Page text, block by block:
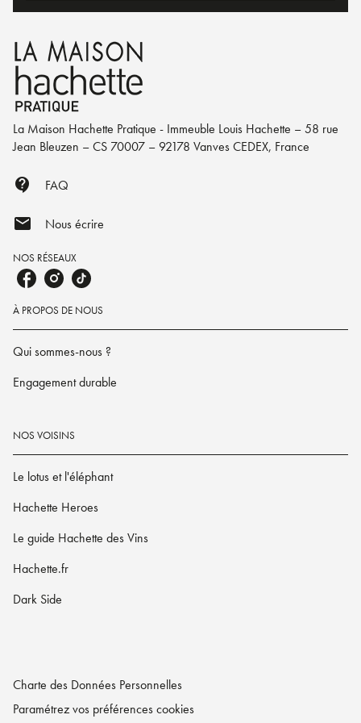
La Maison Hachette Pratique - Immeuble Louis Hachette – 58 rue
Jean Bleuzen – CS 70007 – 92178 Vanves CEDEX, France
contact_support FAQ
mail Nous écrire
NOS RÉSEAUX
À PROPOS DE NOUS
Qui sommes-nous ?
Engagement durable
NOS VOISINS
Le lotus et l'éléphant
Hachette Heroes
Le guide Hachette des Vins
Hachette.fr
Dark Side
Charte des Données Personnelles
Paramétrez vos préférences cookies